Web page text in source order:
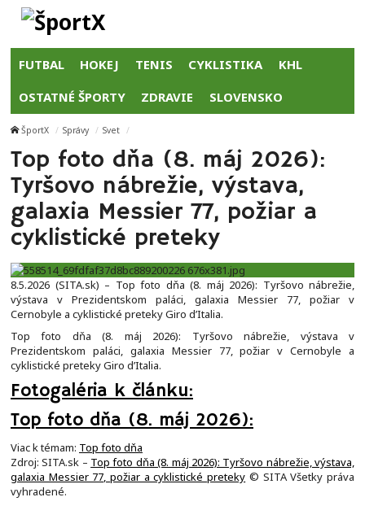
FUTBAL HOKEJ TENIS CYKLISTIKA KHL
OSTATNÉ ŠPORTY ZDRAVIE SLOVENSKO
ŠportX Správy Svet
Top foto dňa (8. máj 2026):
Tyršovo nábrežie, výstava,
galaxia Messier 77, požiar a
cyklistické preteky
8.5.2026 (SITA.sk) – Top foto dňa (8. máj 2026): Tyršovo nábrežie,
výstava v Prezidentskom paláci, galaxia Messier 77, požiar v
Cernobyle a cyklistické preteky Giro d’Italia.
Top foto dňa (8. máj 2026): Tyršovo nábrežie, výstava v
Prezidentskom paláci, galaxia Messier 77, požiar v Cernobyle a
cyklistické preteky Giro d’Italia.
Fotogaléria k článku:
Top foto dňa (8. máj 2026):
Viac k témam: Top foto dňa
Zdroj: SITA.sk – Top foto dňa (8. máj 2026): Tyršovo nábrežie, výstava,
galaxia Messier 77, požiar a cyklistické preteky © SITA Všetky práva
vyhradené.